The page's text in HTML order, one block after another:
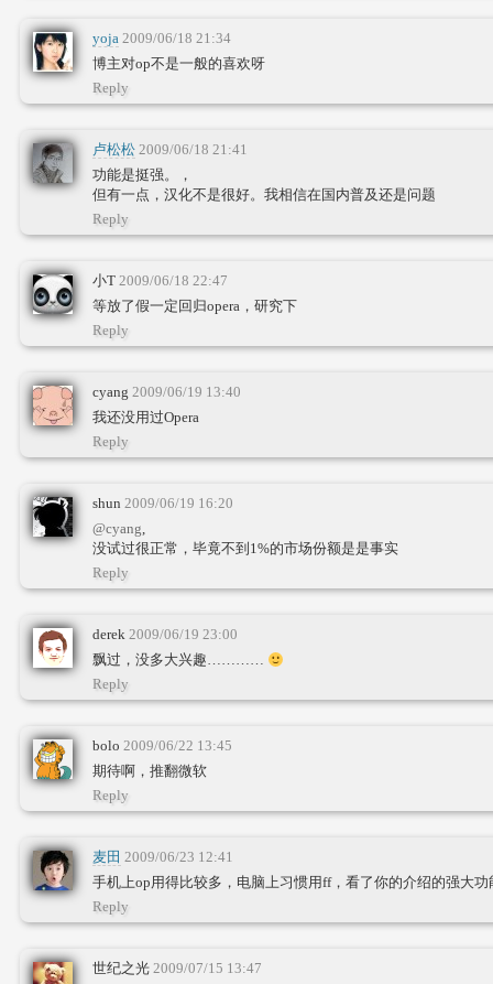
yoja 2009/06/18 21:34
博主对op不是一般的喜欢呀
Reply
卢松松 2009/06/18 21:41
功能是挺强。，
但有一点，汉化不是很好。我相信在国内普及还是问题
Reply
小T 2009/06/18 22:47
等放了假一定回归opera，研究下
Reply
cyang 2009/06/19 13:40
我还没用过Opera
Reply
shun 2009/06/19 16:20
@cyang,
没试过很正常，毕竟不到1%的市场份额是是事实
Reply
derek 2009/06/19 23:00
飘过，没多大兴趣…………
Reply
bolo 2009/06/22 13:45
期待啊，推翻微软
Reply
麦田 2009/06/23 12:41
手机上op用得比较多，电脑上习惯用ff，看了你的介绍的强大
Reply
世纪之光 2009/07/15 13:47